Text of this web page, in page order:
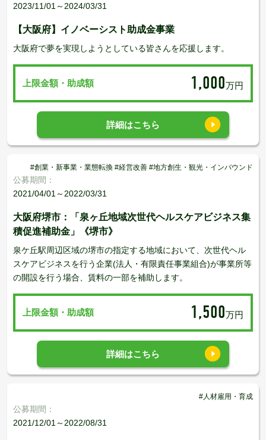
2023/11/01～2024/03/31
【大阪府】イノベーシスト助成金事業
大阪府で夢を実現しようとしている皆さんを応援します。
上限金額・助成額 1,000万円
詳細はこちら
#創業・新事業・業態転換 #経営改善 #地方創生・観光・インバウンド
公募期間：
2021/04/01～2022/03/31
大阪府堺市：「泉ヶ丘地域次世代ヘルスケアビジネス集
積促進補助金」《堺市》
泉ケ丘駅周辺区域の堺市の指定する地域において、次世代ヘル
スケアビジネスを行う企業(法人・有限責任事業組合)が事業所等
の開設を行う場合、賃料の一部を補助します。
上限金額・助成額 1,500万円
詳細はこちら
#人材雇用・育成
公募期間：
2021/12/01～2022/08/31